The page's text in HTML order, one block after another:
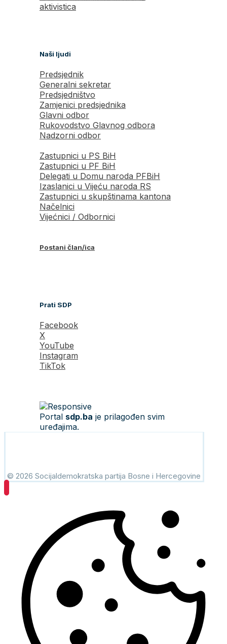
aktivistica
Naši ljudi
Predsjednik
Generalni sekretar
Predsjedništvo
Zamjenici predsjednika
Glavni odbor
Rukovodstvo Glavnog odbora
Nadzorni odbor
Zastupnici u PS BiH
Zastupnici u PF BiH
Delegati u Domu naroda PFBiH
Izaslanici u Vijeću naroda RS
Zastupnici u skupštinama kantona
Načelnici
Vijećnici / Odbornici
Postani član/ica
Prati SDP
Facebook
X
YouTube
Instagram
TikTok
Portal sdp.ba je prilagođen svim
uređajima.
© 2026 Socijaldemokratska partija Bosne i Hercegovine